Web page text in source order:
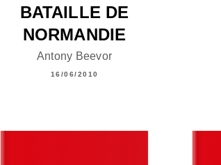
BATAILLE DE
NORMANDIE
Antony Beevor
16/06/2010